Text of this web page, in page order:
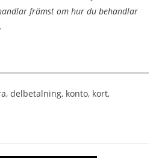
främst om hur du behandlar
delbetalning, konto, kort,